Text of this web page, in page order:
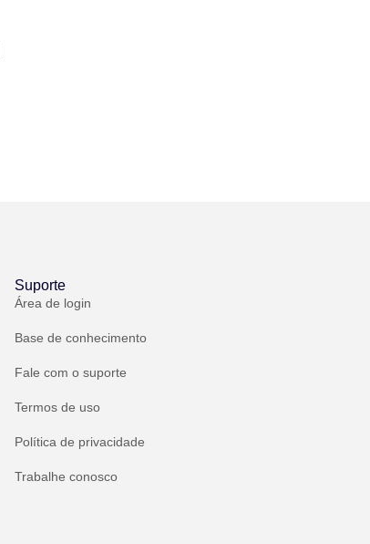
Suporte
Área de login
Base de conhecimento
Fale com o suporte
Termos de uso
Política de privacidade
Trabalhe conosco